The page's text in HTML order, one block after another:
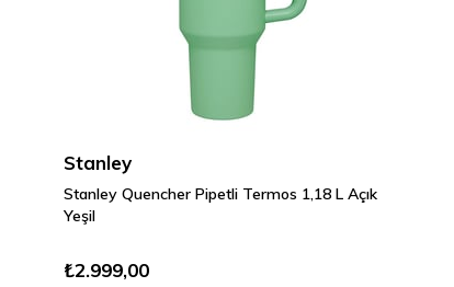
Stanley
Stanley Quencher Pipetli Termos 1,18 L Açık
Yeşil
₺2.999,00